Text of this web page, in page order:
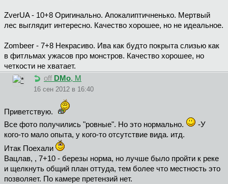
ZverUA - 10+8 Оригинально. Апокалиптичненько. Мертвый
лес выглядит интересно. Качество хорошее, но не идеальное.
Zombeer - 7+8 Некрасиво. Ива как будто покрыта слизью как
в фитльмах ужасов про монстров. Качество хорошее, но
четкости не хватает.
off DMo, М
16 сен 2012 в 16:40
Приветствую.
Все фото получились "ровные". Но это нормально.
-У
кого-то мало опыта, у кого-то отсутствие вида. итд.
Итак Поехали
Вацлав, , 7+10 - березы норма, но лучше было пройти к реке
и щелкнуть общий план оттуда, тем более что местность это
позволяет. По камере претензий нет.